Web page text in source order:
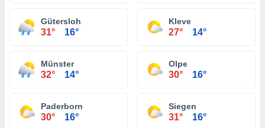
Gütersloh
31° 16°
Kleve
27° 14°
Münster
32° 14°
Olpe
30° 16°
Paderborn
30° 16°
Siegen
31° 16°